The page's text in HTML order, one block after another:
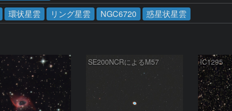
環状星雲 リング星雲 NGC6720 惑星状星雲
SE200NCRによるM57 IC1295